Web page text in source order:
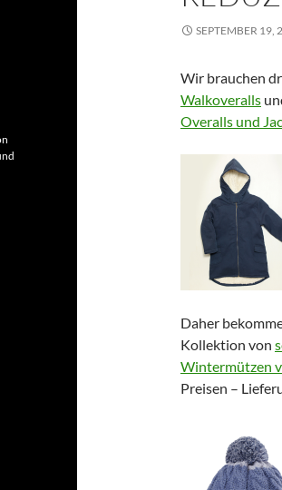
SEPTEMBER 19,
Wir brauchen
Walkoveralls
Overalls und
Daher
Kollektion von
Wintermützen
Preisen –